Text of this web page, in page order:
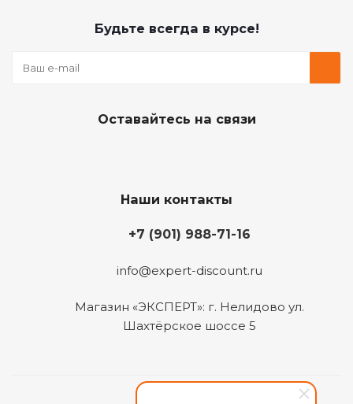
Будьте всегда в курсе!
Оставайтесь на связи
Наши контакты
+7 (901) 988-71-16
info@expert-discount.ru
Магазин «ЭКСПЕРТ»: г. Нелидово ул.
Шахтёрское шоссе 5